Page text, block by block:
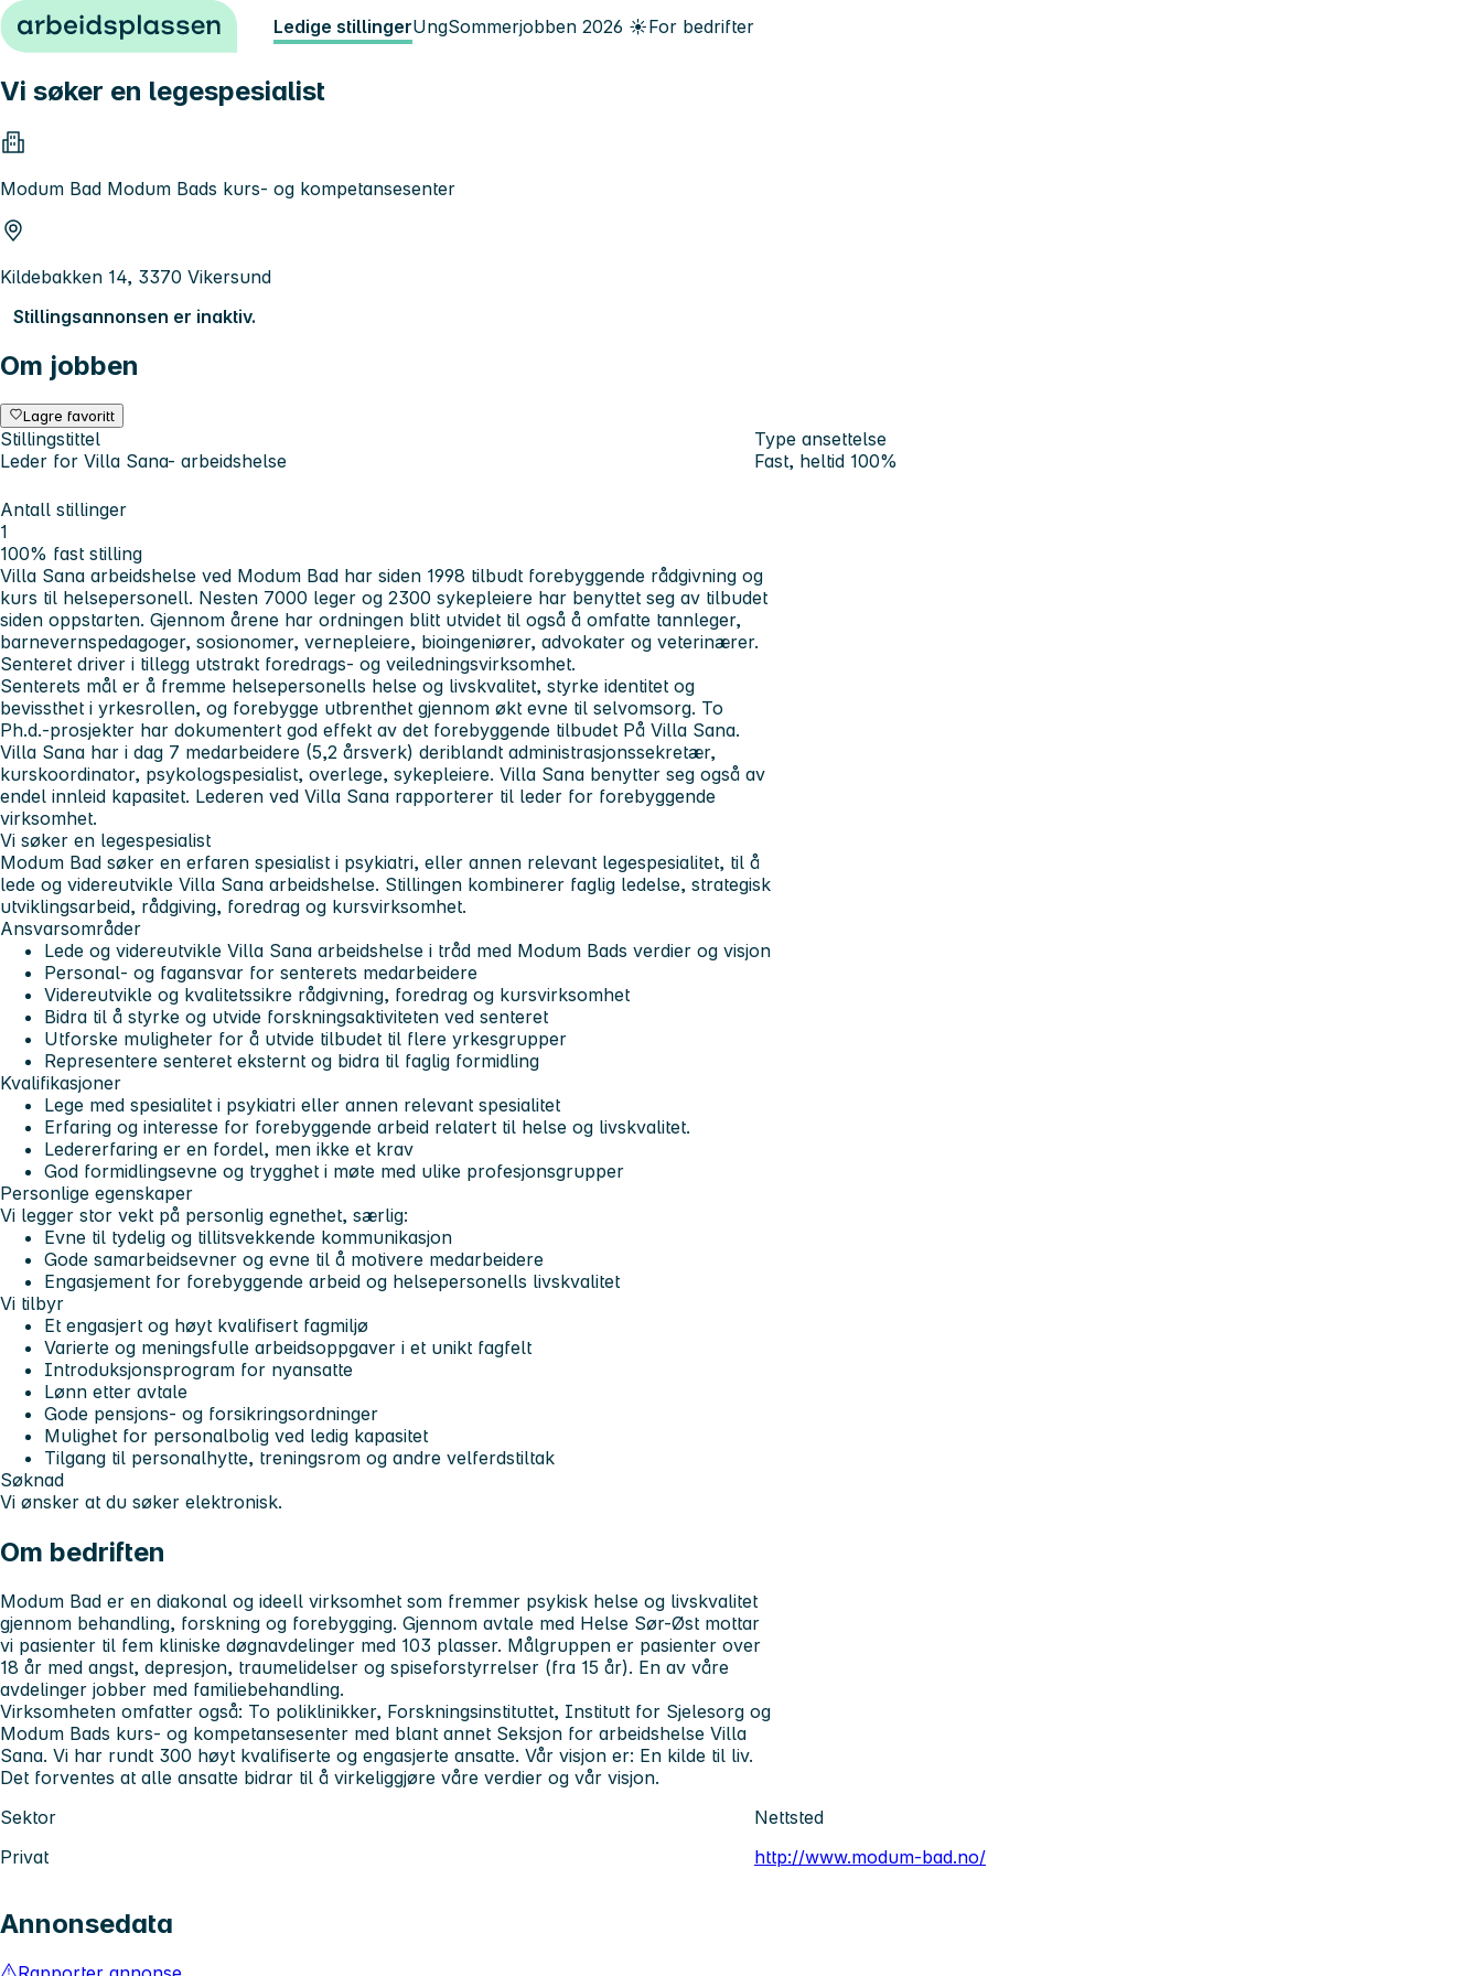
Hopp til innhold Ledige stillingerUngSommerjobben 2026 ☀️For bedrifter
Vi søker en legespesialist
Modum Bad Modum Bads kurs- og kompetansesenter
Kildebakken 14, 3370 Vikersund
Stillingsannonsen er inaktiv.
Om jobben
Lagre favoritt
Stillingstittel
Leder for Villa Sana- arbeidshelse
Type ansettelse
Fast, heltid 100%
Antall stillinger
1
100% fast stilling
Villa Sana arbeidshelse ved Modum Bad har siden 1998 tilbudt forebyggende rådgivning og
kurs til helsepersonell. Nesten 7000 leger og 2300 sykepleiere har benyttet seg av tilbudet
siden oppstarten. Gjennom årene har ordningen blitt utvidet til også å omfatte tannleger,
barnevernspedagoger, sosionomer, vernepleiere, bioingeniører, advokater og veterinærer.
Senteret driver i tillegg utstrakt foredrags- og veiledningsvirksomhet.
Senterets mål er å fremme helsepersonells helse og livskvalitet, styrke identitet og
bevissthet i yrkesrollen, og forebygge utbrenthet gjennom økt evne til selvomsorg. To
Ph.d.-prosjekter har dokumentert god effekt av det forebyggende tilbudet På Villa Sana.
Villa Sana har i dag 7 medarbeidere (5,2 årsverk) deriblandt administrasjonssekretær,
kurskoordinator, psykologspesialist, overlege, sykepleiere. Villa Sana benytter seg også av
endel innleid kapasitet. Lederen ved Villa Sana rapporterer til leder for forebyggende
virksomhet.
Vi søker en legespesialist
Modum Bad søker en erfaren spesialist i psykiatri, eller annen relevant legespesialitet, til å
lede og videreutvikle Villa Sana arbeidshelse. Stillingen kombinerer faglig ledelse, strategisk
utviklingsarbeid, rådgiving, foredrag og kursvirksomhet.
Ansvarsområder
Lede og videreutvikle Villa Sana arbeidshelse i tråd med Modum Bads verdier og visjon
Personal- og fagansvar for senterets medarbeidere
Videreutvikle og kvalitetssikre rådgivning, foredrag og kursvirksomhet
Bidra til å styrke og utvide forskningsaktiviteten ved senteret
Utforske muligheter for å utvide tilbudet til flere yrkesgrupper
Representere senteret eksternt og bidra til faglig formidling
Kvalifikasjoner
Lege med spesialitet i psykiatri eller annen relevant spesialitet
Erfaring og interesse for forebyggende arbeid relatert til helse og livskvalitet.
Ledererfaring er en fordel, men ikke et krav
God formidlingsevne og trygghet i møte med ulike profesjonsgrupper
Personlige egenskaper
Vi legger stor vekt på personlig egnethet, særlig:
Evne til tydelig og tillitsvekkende kommunikasjon
Gode samarbeidsevner og evne til å motivere medarbeidere
Engasjement for forebyggende arbeid og helsepersonells livskvalitet
Vi tilbyr
Et engasjert og høyt kvalifisert fagmiljø
Varierte og meningsfulle arbeidsoppgaver i et unikt fagfelt
Introduksjonsprogram for nyansatte
Lønn etter avtale
Gode pensjons- og forsikringsordninger
Mulighet for personalbolig ved ledig kapasitet
Tilgang til personalhytte, treningsrom og andre velferdstiltak
Søknad
Vi ønsker at du søker elektronisk.
Om bedriften
Modum Bad er en diakonal og ideell virksomhet som fremmer psykisk helse og livskvalitet
gjennom behandling, forskning og forebygging. Gjennom avtale med Helse Sør-Øst mottar
vi pasienter til fem kliniske døgnavdelinger med 103 plasser. Målgruppen er pasienter over
18 år med angst, depresjon, traumelidelser og spiseforstyrrelser (fra 15 år). En av våre
avdelinger jobber med familiebehandling.
Virksomheten omfatter også: To poliklinikker, Forskningsinstituttet, Institutt for Sjelesorg og
Modum Bads kurs- og kompetansesenter med blant annet Seksjon for arbeidshelse Villa
Sana. Vi har rundt 300 høyt kvalifiserte og engasjerte ansatte. Vår visjon er: En kilde til liv.
Det forventes at alle ansatte bidrar til å virkeliggjøre våre verdier og vår visjon.
Sektor
Privat
Nettsted
http://www.modum-bad.no/
Annonsedata